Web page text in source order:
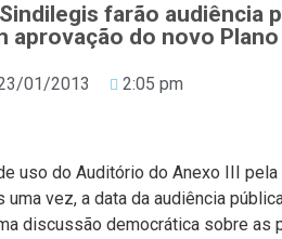
farão audiência
aprovação do novo
01/2013 2:05 pm
uso do Auditório do Anexo III
uma vez, a data da audiência
discussão democrática sobre as